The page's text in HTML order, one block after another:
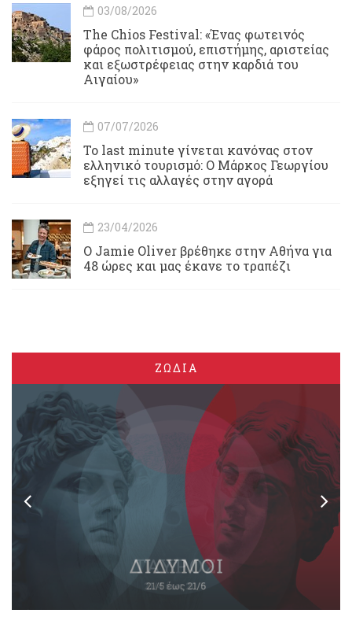
03/08/2026
Τhe Chios Festival: «Ένας φωτεινός
φάρος πολιτισμού, επιστήμης, αριστείας
και εξωστρέφειας στην καρδιά του
Αιγαίου»
07/07/2026
Το last minute γίνεται κανόνας στον
ελληνικό τουρισμό: Ο Μάρκος Γεωργίου
εξηγεί τις αλλαγές στην αγορά
23/04/2026
Ο Jamie Oliver βρέθηκε στην Αθήνα για
48 ώρες και μας έκανε το τραπέζι
ΖΩΔΙΑ